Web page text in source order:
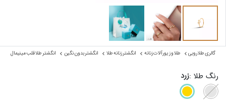
گالری طلا روبی طلا و زیورآلات زنانه انگشتر زنانه طلا انگشتر بدون نگین انگشتر طلا قلب مینیمال
رنگ طلا :زرد